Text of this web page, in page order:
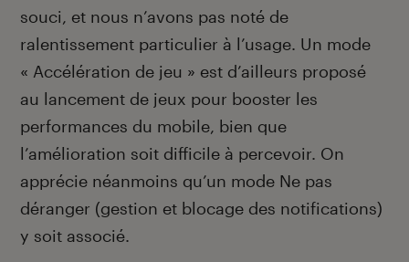
souci, et nous n’avons pas noté de
ralentissement particulier à l’usage. Un mode
« Accélération de jeu » est d’ailleurs proposé
au lancement de jeux pour booster les
performances du mobile, bien que
l’amélioration soit difficile à percevoir. On
apprécie néanmoins qu’un mode Ne pas
déranger (gestion et blocage des notifications)
y soit associé.